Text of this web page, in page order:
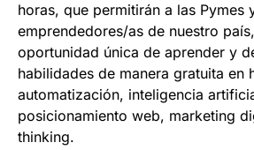
horas, que permitirán a las Pymes
emprendedores/as de nuestro
oportunidad única de aprender y
habilidades de manera gratuita en
automatización, inteligencia
posicionamiento web, marketing
thinking.